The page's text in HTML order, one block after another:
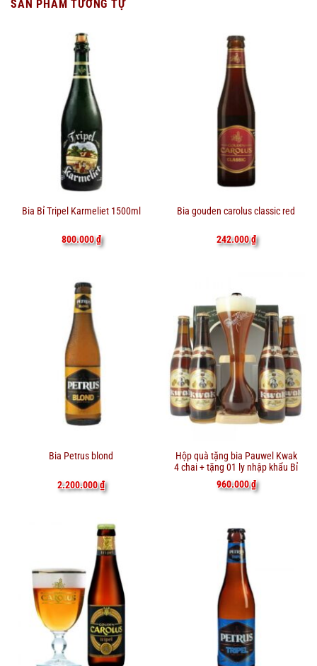
SẢN PHẨM TƯƠNG TỰ
Bia Bỉ Tripel Karmeliet 1500ml
800.000₫
Bia gouden carolus classic red
242.000₫
Bia Petrus blond
2.200.000₫
Hộp quà tặng bia Pauwel Kwak
4 chai + tặng 01 ly nhập khẩu Bỉ
960.000₫